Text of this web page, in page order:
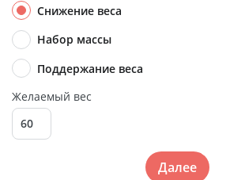
Снижение веса
Набор массы
Поддержание веса
Желаемый вес
Далее